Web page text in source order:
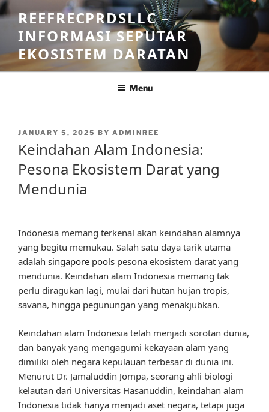
Skip
to
content
REEFRECPRDSLLC –
INFORMASI SEPUTAR
EKOSISTEM DARATAN
Menu
POSTED
JANUARY 5, 2025 BY ADMINREE
Keindahan Alam Indonesia:
Pesona Ekosistem Darat yang
Mendunia
Indonesia memang terkenal akan keindahan alamnya
yang begitu memukau. Salah satu daya tarik utama
adalah singapore pools pesona ekosistem darat yang
mendunia. Keindahan alam Indonesia memang tak
perlu diragukan lagi, mulai dari hutan hujan tropis,
savana, hingga pegunungan yang menakjubkan.
Keindahan alam Indonesia telah menjadi sorotan dunia,
dan banyak yang mengagumi kekayaan alam yang
dimiliki oleh negara kepulauan terbesar di dunia ini.
Menurut Dr. Jamaluddin Jompa, seorang ahli biologi
kelautan dari Universitas Hasanuddin, keindahan alam
Indonesia tidak hanya menjadi aset negara, tetapi juga